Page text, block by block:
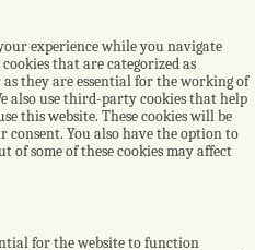
experience while you navigate
that are categorized as
they are essential for the working of
also use third-party cookies that help
this website. These cookies will be
You also have the option to
of some of these cookies may affect
for the website to function